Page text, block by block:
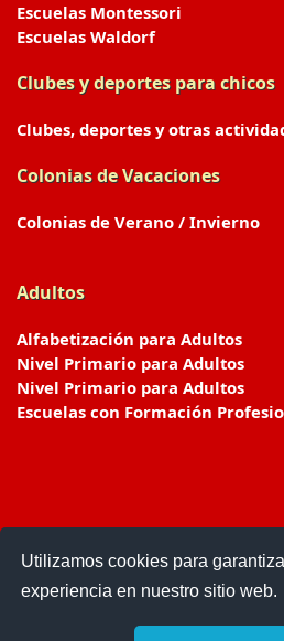
Utilizamos cookies para
experiencia en nuestro sitio web.
Escuelas Montessori
Escuelas Waldorf
Clubes y deportes para chicos
Clubes, deportes y otras
Colonias de Vacaciones
Colonias de Verano / Invierno
Adultos
Alfabetización para Adultos
Nivel Primario para Adultos
Nivel Primario para Adultos
Escuelas con Formación